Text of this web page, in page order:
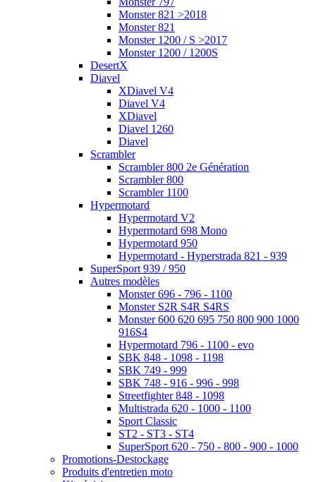
Monster 821 >2018
Monster 821
Monster 1200 / S >2017
Monster 1200 / 1200S
DesertX
Diavel
XDiavel V4
Diavel V4
XDiavel
Diavel 1260
Diavel
Scrambler
Scrambler 800 2e Génération
Scrambler 800
Scrambler 1100
Hypermotard
Hypermotard V2
Hypermotard 698 Mono
Hypermotard 950
Hypermotard - Hyperstrada 821 - 939
SuperSport 939 / 950
Autres modèles
Monster 696 - 796 - 1100
Monster S2R S4R S4RS
Monster 600 620 695 750 800 900 1000
916S4
Hypermotard 796 - 1100 - evo
SBK 848 - 1098 - 1198
SBK 749 - 999
SBK 748 - 916 - 996 - 998
Streetfighter 848 - 1098
Multistrada 620 - 1000 - 1100
Sport Classic
ST2 - ST3 - ST4
SuperSport 620 - 750 - 800 - 900 - 1000
Promotions-Destockage
Produits d'entretien moto